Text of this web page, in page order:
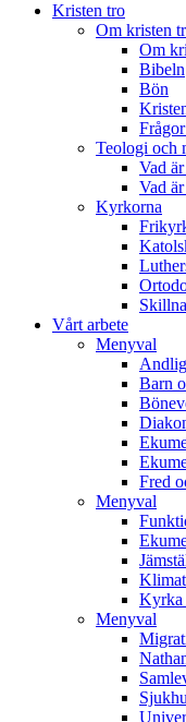
Kristen tro
Om kristen
Om
Bibeln
Bön
Teologi och
Vad
Vad
Kyrkorna
Vårt arbete
Menyval
Barn
Fred
Menyval
Kyrka
Menyval